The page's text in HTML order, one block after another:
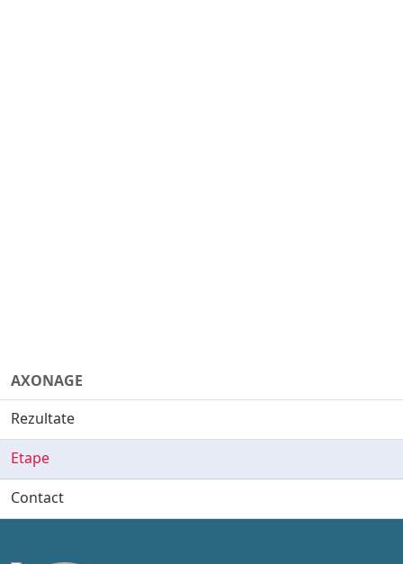
AXONAGE
Rezultate
Etape
Contact